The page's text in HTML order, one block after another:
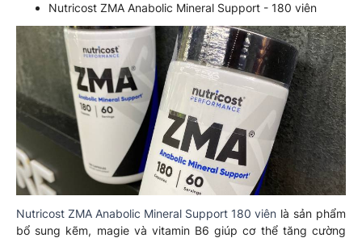
Nutricost ZMA Anabolic Mineral Support - 180 viên
Nutricost ZMA Anabolic Mineral Support 180 viên là sản phẩm
bổ sung kẽm, magie và vitamin B6 giúp cơ thể tăng cường